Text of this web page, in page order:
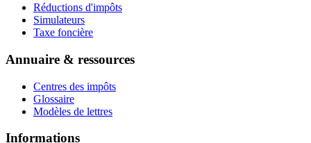
Réductions d'impôts
Simulateurs
Taxe foncière
Annuaire & ressources
Centres des impôts
Glossaire
Modèles de lettres
Informations